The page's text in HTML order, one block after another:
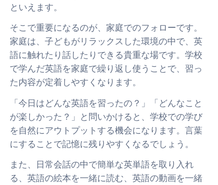
といえます。
そこで重要になるのが、家庭でのフォローです。
家庭は、子どもがリラックスした環境の中で、英
語に触れたり話したりできる貴重な場です。学校
で学んだ英語を家庭で繰り返し使うことで、習っ
た内容が定着しやすくなります。
「今日はどんな英語を習ったの？」「どんなこと
が楽しかった？」と問いかけると、学校での学び
を自然にアウトプットする機会になります。言葉
にすることで記憶に残りやすくなるでしょう。
また、日常会話の中で簡単な英単語を取り入れ
る、英語の絵本を一緒に読む、英語の動画を一緒